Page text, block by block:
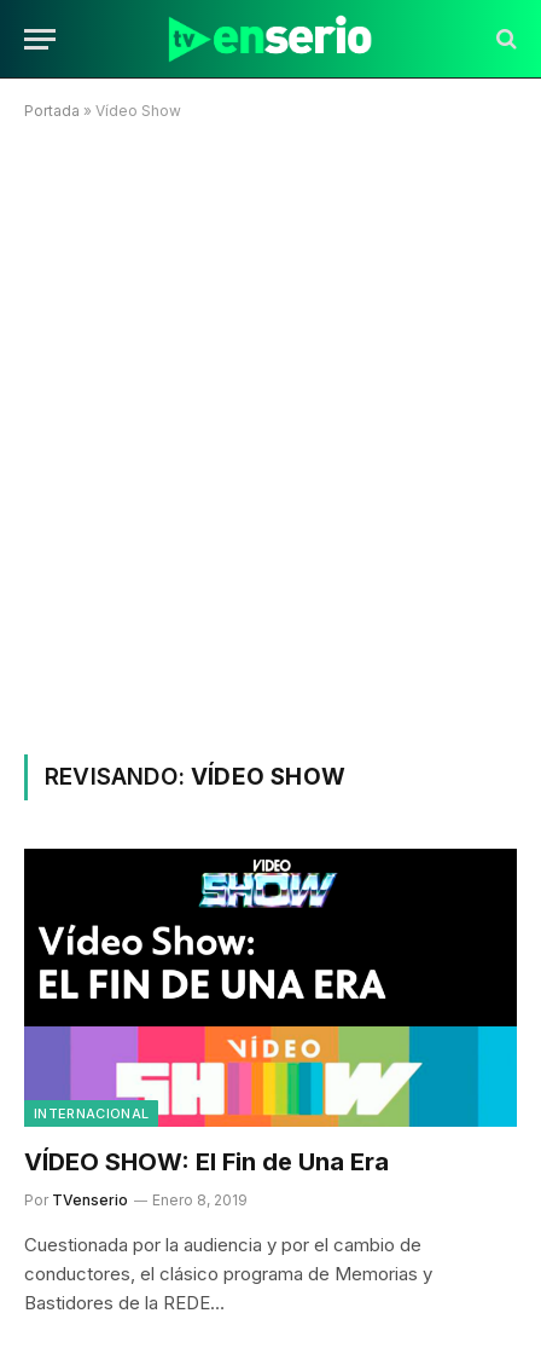
Portada » Vídeo Show
REVISANDO:VÍDEO SHOW
INTERNACIONAL
VÍDEO SHOW: El Fin de Una Era
Por TVenserio Enero 8, 2019
Cuestionada por la audiencia y por el cambio de
conductores, el clásico programa de Memorias y
Bastidores de la REDE…